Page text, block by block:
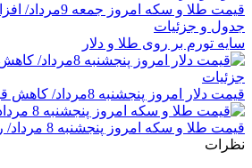
قیمت طلا و سکه
جدول و جزئیات
سایه تورم بر روی طلا و دلار
قیمت دلار امروز پنجشنبه 8مرداد/ کاهش قیمت + جدول و جزئیات
قیمت طلا و سکه امروز پنجشنبه 8 مرداد/ روند صعودی
نظرات